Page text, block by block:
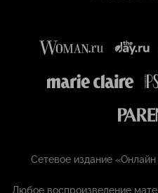
Сетевое издание
Любое воспроизведение